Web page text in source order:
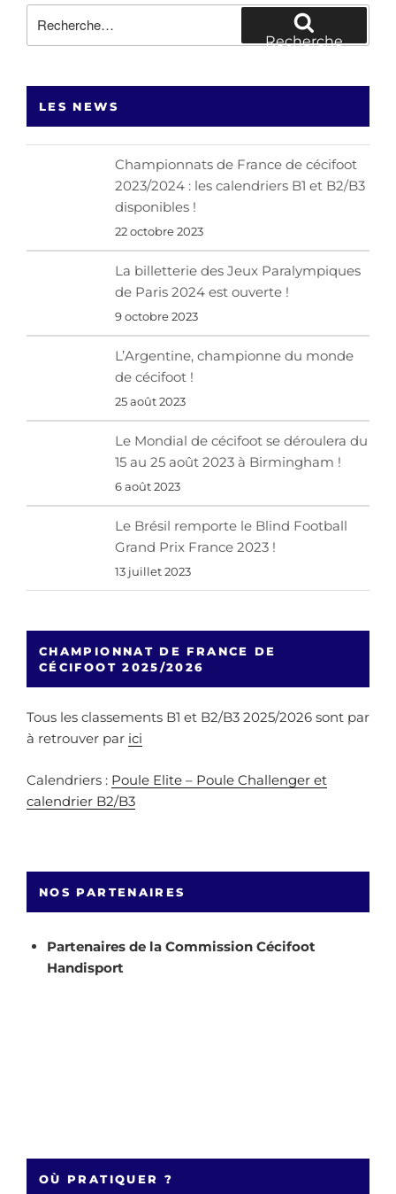
pour
Recherche
LES NEWS
Championnats de France de cécifoot
2023/2024 : les calendriers B1 et B2/B3
disponibles !
22 octobre 2023
La billetterie des Jeux Paralympiques
de Paris 2024 est ouverte !
9 octobre 2023
L’Argentine, championne du monde
de cécifoot !
25 août 2023
Le Mondial de cécifoot se déroulera du
15 au 25 août 2023 à Birmingham !
6 août 2023
Le Brésil remporte le Blind Football
Grand Prix France 2023 !
13 juillet 2023
CHAMPIONNAT DE FRANCE DE
CÉCIFOOT 2025/2026
Tous les classements B1 et B2/B3 2025/2026 sont par
à retrouver par ici
Calendriers : Poule Elite – Poule Challenger et
calendrier B2/B3
NOS PARTENAIRES
Partenaires de la Commission Cécifoot
Handisport
OÙ PRATIQUER ?